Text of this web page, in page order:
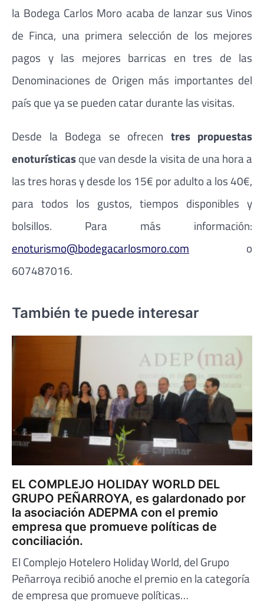
la Bodega Carlos Moro acaba de lanzar sus Vinos
de Finca, una primera selección de los mejores
pagos y las mejores barricas en tres de las
Denominaciones de Origen más importantes del
país que ya se pueden catar durante las visitas.
Desde la Bodega se ofrecen tres propuestas
enoturísticasque van desde la visita de una hora a
las tres horas y desde los 15€ por adulto a los 40€,
para todos los gustos, tiempos disponibles y
bolsillos. Para más información:
enoturismo@bodegacarlosmoro.com o
607487016.
También te puede interesar
EL COMPLEJO HOLIDAY WORLD DEL
GRUPO PEÑARROYA, es galardonado por
la asociación ADEPMA con el premio
empresa que promueve políticas de
conciliación.
El Complejo Hotelero Holiday World, del Grupo
Peñarroya recibió anoche el premio en la categoría
de empresa que promueve políticas…